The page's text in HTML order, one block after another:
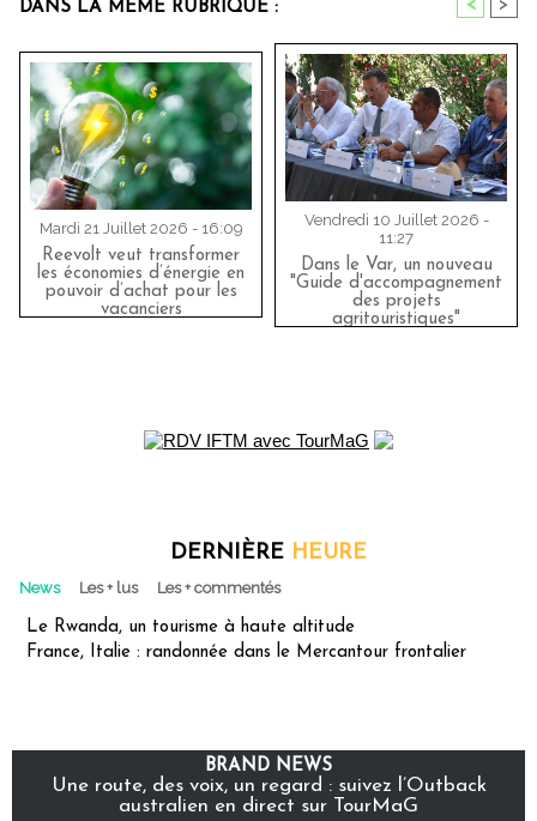
DANS LA MÊME RUBRIQUE : < >
Mardi 21 Juillet 2026 - 16:09
Reevolt veut transformer
les économies d’énergie en
pouvoir d’achat pour les
vacanciers
Vendredi 10 Juillet 2026 -
11:27
Dans le Var, un nouveau
"Guide d'accompagnement
des projets
agritouristiques"
DERNIÈRE HEURE
News Les + lus Les + commentés
Le Rwanda, un tourisme à haute altitude
France, Italie : randonnée dans le Mercantour frontalier
BRAND NEWS
Une route, des voix, un regard : suivez l’Outback
australien en direct sur TourMaG